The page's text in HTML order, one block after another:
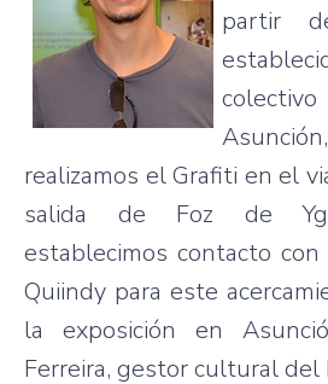
partir
colectivo
Asunción
realizamos elGrafiti en el
salida de Foz de
establecimos contacto
Quiindy para este
la exposición en
Ferreira, gestorcultural del